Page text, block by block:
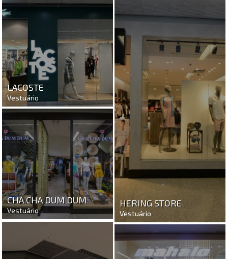
LACOSTE
Vestuário
HERING STORE
Vestuário
CHA CHA DUM DUM
Vestuário